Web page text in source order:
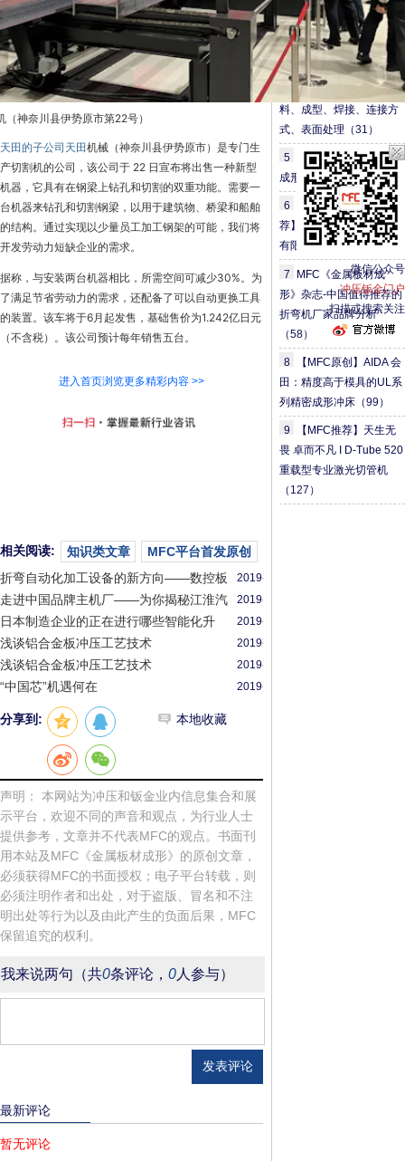
神奈川县伊势原市第22号）
天田的子公司天田机械（神奈川县伊势原市）是专门生
产切割机的公司， 该公司于 22 日宣布将出售一种新型
机器，它具有在钢梁上钻孔和切割的双重功能。需要一
台机器来钻孔和切割钢梁，以用于建筑物、桥梁和船舶
的结构。通过实现以少量员工加工钢架的可能，我们将
开发劳动力短缺企业的需求。
据称，与安装两台机器相比，所需空间可减少30%。为
了满足节省劳动力的需求，还配备了可以自动更换工具
的装置。该车将于6月起发售，基础售价为1.242亿日元
（不含税）。该公司预计每年销售五台。
进入首页浏览更多精彩内容 >>
相关阅读: 知识类文章
MFC平台首发原创
折弯自动化加工设备的新方向——数控板
料折边机 FB2516A
2019-
12-
20
走进中国品牌主机厂——为你揭秘江淮汽
车现代化的生产车间！
2019-
07-
04
日本制造企业的正在进行哪些智能化升
级？
2019-
07-
04
浅谈铝合金板冲压工艺技术
2019-
12-
20
浅谈铝合金板冲压工艺技术
2019-
12-
“中国芯”机遇何在
2019-
分享到: 本地收藏
声明： 本网站为冲压和钣金业内信息集合和展
示平台，欢迎不同的声音和观点，为行业人士
提供参考，文章并不代表MFC的观点。书面刊
用本站及MFC《金属板材成形》的原创文章，
必须获得MFC的书面授权；电子平台转载，则
必须注明作者和出处，对于盗版、冒名和不注
明出处等行为以及由此产生的负面后果，MFC
保留追究的权利。
我来说两句 （共0条评论， 0人参与）
最新评论
暂无评论
3 扬力集团：中国锻压机
床行业的头部企业
（29）
4
MFC钣金篇—【干
货】钣金加工工艺之下
料、成型、焊接、连接方
式、表面处理 （31）
5
目前为止最全面的冷锻
成形工艺资料（34）
6
【苏钣协每周企业推
荐】无锡新奥龙金属制品
有限公司 （46）
7
MFC《金属板材成
形》杂志-中国值得推荐的
折弯机厂家品牌分析
（58）
8
【MFC原创】AIDA 会
田：精度高于模具的UL系
列精密成形冲床 （99）
9
【MFC推荐】天生无
畏 卓而不凡 I D-Tube 520
重载型专业激光切管机
（127）
微信公众号
冲压钣金门户
扫描或搜索关注